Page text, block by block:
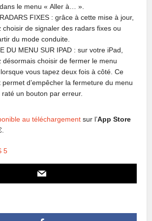
le menu « Aller à… ».
FIXES : grâce à cette mise à jour,
choisir de signaler des radars fixes ou
du mode conduite.
DU MENU SUR IPAD : sur votre iPad,
désormais choisir de fermer le menu
vous tapez deux fois à côté. Ce
d’empêcher la fermeture du menu
un bouton par erreur.
au téléchargement sur l’App Store
5